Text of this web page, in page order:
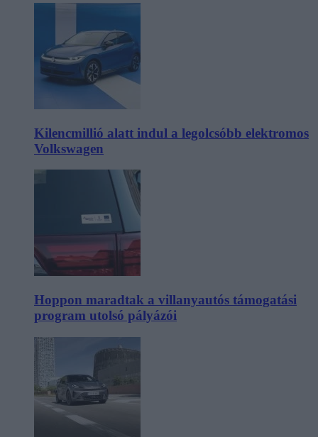
Kilencmillió alatt indul a legolcsóbb elektromos
Volkswagen
Hoppon maradtak a villanyautós támogatási
program utolsó pályázói